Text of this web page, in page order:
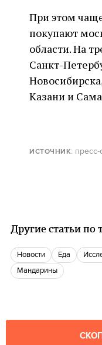
При этом
покупают
области. На
Санкт-
Казани и
ИСТОЧНИК:
Другие статьи по
новости еда
Мандарины